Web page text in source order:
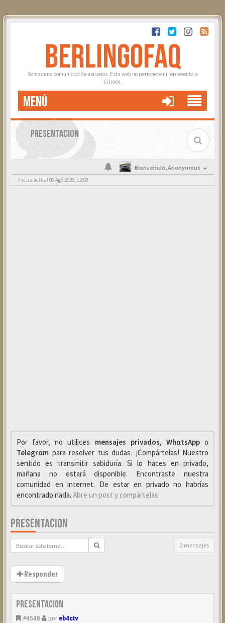
BERLINGOFAQ
Somos una comunidad de usuarios. Esta web no pertenece ni representa a
Citroën.
MENÚ
PRESENTACION
Bienvenido,Anonymous
Fecha actual 09 Ago 2026, 12:08
Por favor, no utilices mensajes privados, WhαtsAppo
Telegrαm para resolver tus dudas. ¡Compártelas! Nuestro
sentido es transmitir sabiduría. Si lo haces en privado,
mañana no estará disponible. Encontraste nuestra
comunidad en internet. De estar en privado no habrías
encontrado nada. Abre un post y compártelas
PRESENTACION
2 mensajes
Responder
Presentacion
#4548 por eb4ctv